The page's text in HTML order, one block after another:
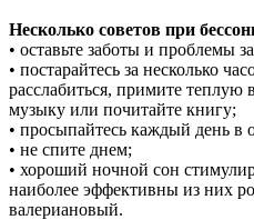
Несколько советов при
• оставьте заботы и проблемы
• постарайтесь за несколько
расслабиться, примите
музыку или почитайте книгу;
• просыпайтесь каждый день в
• не спите днем;
• хороший ночной сон
наиболее эффективны из них
валериановый.